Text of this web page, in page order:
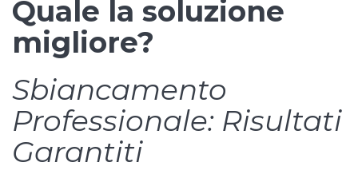
Quale la soluzione
migliore?
Sbiancamento
Professionale: Risultati
Garantiti